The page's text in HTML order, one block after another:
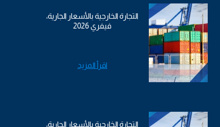
التجارة الخارجية بالأسعار الجارية،
فيفري 2026
اقرأ المزيد
التجارة الخارجية بالأسعار الجارية،